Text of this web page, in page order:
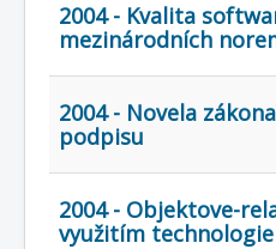
2004 - Kvalita
mezinárodních
2004 - Novela
podpisu
2004 - Objektove-
využitím technologie